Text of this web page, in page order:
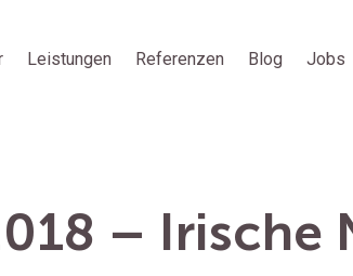
Leistungen Referenzen Blog Jobs
– Irische